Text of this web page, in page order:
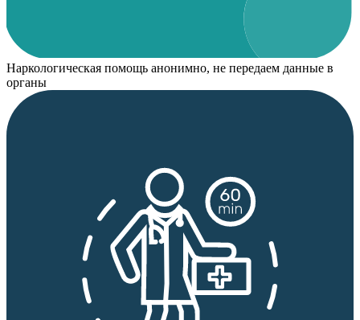
Наркологическая помощь анонимно, не передаем данные в
органы